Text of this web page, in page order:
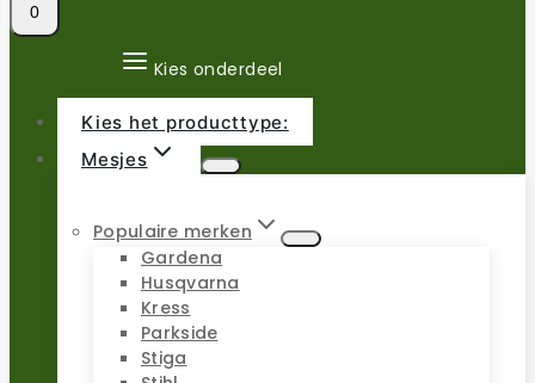
0
Kies onderdeel
Kies het producttype:
Mesjes
Populaire merken
Gardena
Husqvarna
Kress
Parkside
Stiga